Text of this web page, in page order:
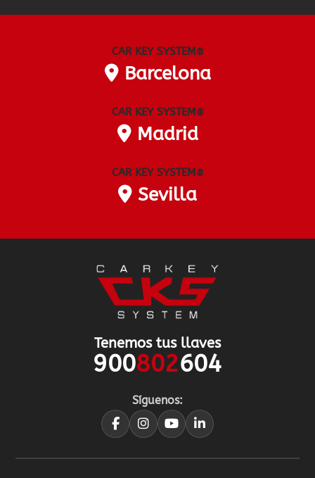
CAR KEY SYSTEM ®
Barcelona
CAR KEY SYSTEM ®
Madrid
CAR KEY SYSTEM ®
Sevilla
Tenemos tus llaves
900802604
Síguenos: